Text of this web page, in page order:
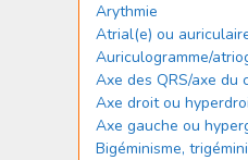
Arythmie
Atrial(e) ou
Auriculogramme/
Axe des QRS/axe du
Axe droit ou
Axe gauche ou
Bigéminisme,